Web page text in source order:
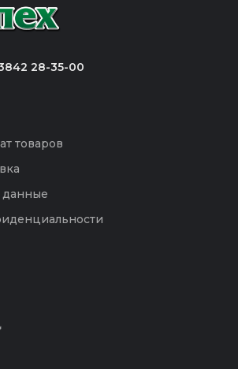
28-35-00
товаров